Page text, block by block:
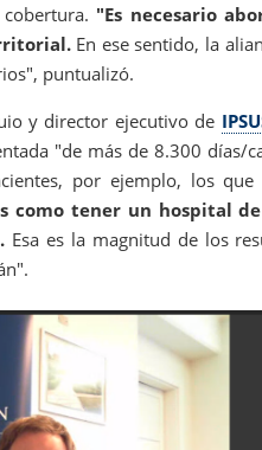
"Es necesario
En ese sentido, la
puntualizó.
y director ejecutivo de
"de más de 8.300 días/
por ejemplo, los
como tener un hospital
Esa es la magnitud de los